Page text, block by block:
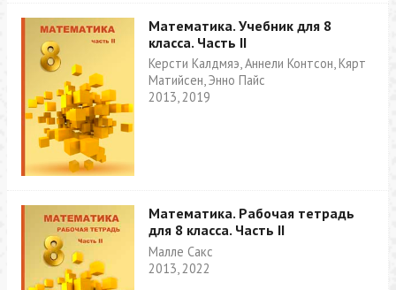
Математика. Учебник для 8
класса. Часть II
Керсти Калдмяэ, Аннели Контсон, Кярт
Матийсен, Энно Пайс
2013, 2019
Математика. Рабочая тетрадь
для 8 класса. Часть II
Малле Сакс
2013, 2022